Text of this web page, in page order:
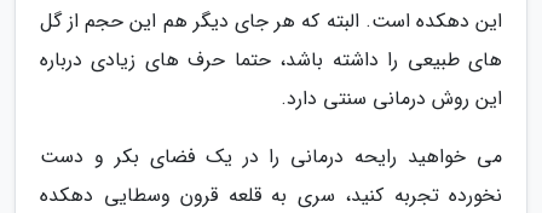
این دهکده است. البته که هر جای دیگر هم این حجم از گل
های طبیعی را داشته باشد، حتما حرف های زیادی درباره
این روش درمانی سنتی دارد.
می خواهید رایحه درمانی را در یک فضای بکر و دست
نخورده تجربه کنید، سری به قلعه قرون وسطایی دهکده